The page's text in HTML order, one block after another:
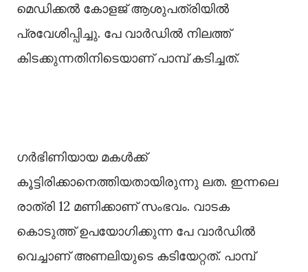
മെഡിക്കൽ കോളജ് ആശുപത്രിയിൽ
പ്രവേശിപ്പിച്ചു. പേ വാർഡിൽ നിലത്ത്
കിടക്കുന്നതിനിടെയാണ് പാമ്പ് കടിച്ചത്.
ഗർഭിണിയായ മകൾക്ക്
കൂട്ടിരിക്കാനെത്തിയതായിരുന്നു ലത. ഇന്നലെ
രാത്രി 12 മണിക്കാണ് സംഭവം. വാടക
കൊടുത്ത് ഉപയോഗിക്കുന്ന പേ വാർഡിൽ
വെച്ചാണ് അണലിയുടെ കടിയേറ്റത്. പാമ്പ്